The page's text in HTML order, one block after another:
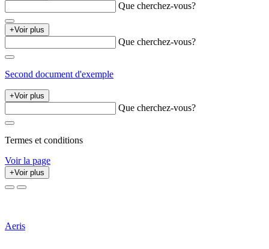
Que cherchez-vous?
+Voir plus
Que cherchez-vous?
Second document d'exemple
+Voir plus
Que cherchez-vous?
Termes et conditions
Voir la page
+Voir plus
Aeris